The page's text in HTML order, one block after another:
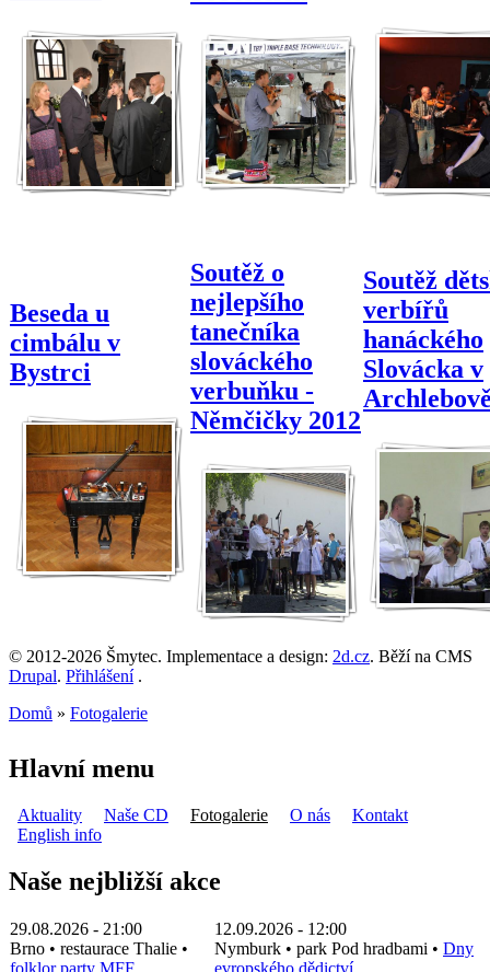
Beseda u
cimbálu v
Bystrci
Soutěž o
nejlepšího
tanečníka
slováckého
verbuňku -
Němčičky 2012
Soutěž
verbířů
hanáckého
Slovácka v
© 2012-2026 Šmytec. Implementace a design: 2d.cz. Běží na CMS
Drupal. Přihlášení.
Domů » Fotogalerie
Hlavní menu
Aktuality Naše CD Fotogalerie O nás
Kontakt
English info
Naše nejbližší akce
29.08.2026 - 21:00
Brno • restaurace Thalie •
folklor party MFF
12.09.2026 - 12:00
Nymburk • park Pod hradbami • Dny
evropského dědictví